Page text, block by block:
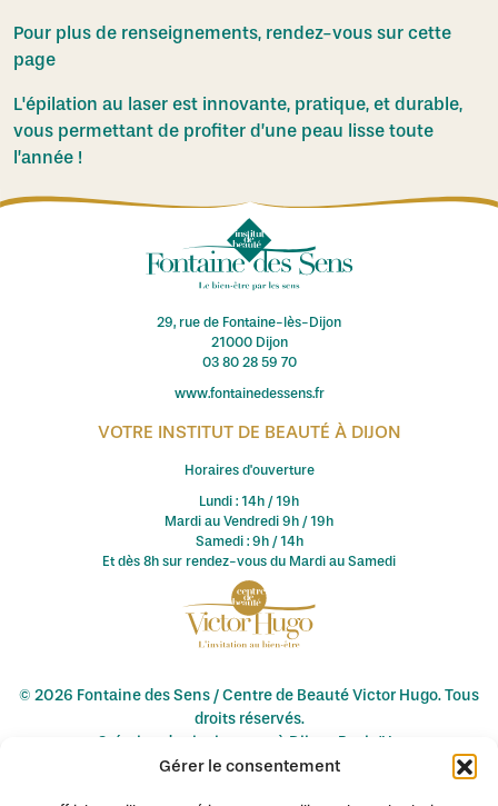
Gérer le consentement
Pour plus de renseignements, rendez-vous sur cette
page
L'épilation au laser est innovante, pratique, et durable,
vous permettant de profiter d’une peau lisse toute
l’année !
29, rue de Fontaine-lès-Dijon
21000 Dijon
03 80 28 59 70
www.fontainedessens.fr
VOTRE INSTITUT DE BEAUTÉ À DIJON
Horaires d'ouverture
Lundi : 14h / 19h
Mardi au Vendredi 9h / 19h
Samedi : 9h / 14h
Et dès 8h sur rendez-vous du Mardi au Samedi
© 2026 Fontaine des Sens / Centre de Beauté Victor Hugo. Tous
droits réservés.
Création de site internet à Dijon : Pagin'Up